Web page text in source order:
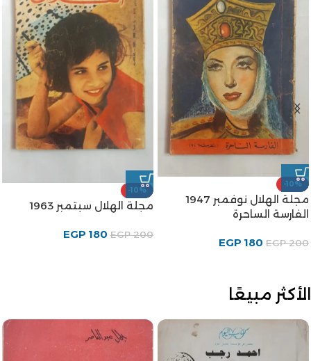
-10%
مجلة الهلال نوفمبر 1947
الفارسة الساحرة
EGP200
EGP 180
-10%
مجلة الهلال سبتمبر 1963
EGP200
EGP 180
الأكثر مبيعًا